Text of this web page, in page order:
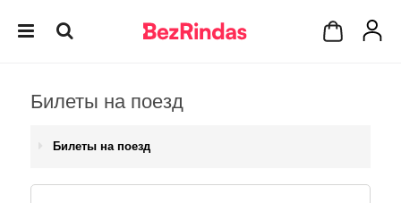
Билеты на поезд
Билеты на поезд